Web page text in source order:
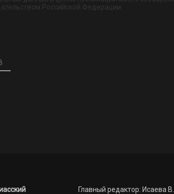
Российской Федерации.
Главный редактор: Исаева